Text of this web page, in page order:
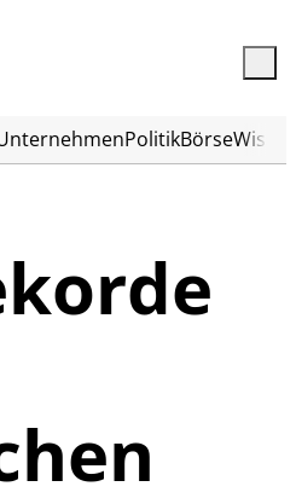
PolitikBörse